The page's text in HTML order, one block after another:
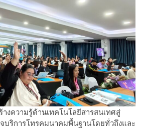
งความรู้ด้านเทคโนโลยีสารสนเทศสู่
ริการโทรคมนาคมพื้นฐานโดยทั่วถึงและ